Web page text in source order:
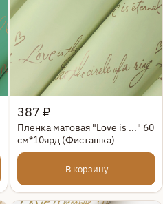
Быстрый просмотр
387 ₽
Пленка матовая "Love is ..." 60
см*10ярд (Фисташка)
В корзину